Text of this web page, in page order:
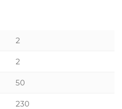
2
2
50
230